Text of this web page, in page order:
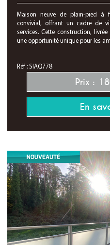
Maison neuve de plain-pied à
convivial, offrant un cadre de
services. Cette construction,
une opportunité unique pour les
Réf : SIAQ778
Prix :
En